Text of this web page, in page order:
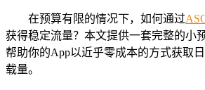
在预算有限的情况下，如何通过
获得稳定流量？本文提供一套完整的小
帮助你的App以近乎零成本的方式获取
载量。